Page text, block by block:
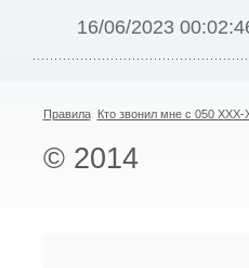
16/06/2023
Правила Кто звонил мне с 050 XXX-
© 2014